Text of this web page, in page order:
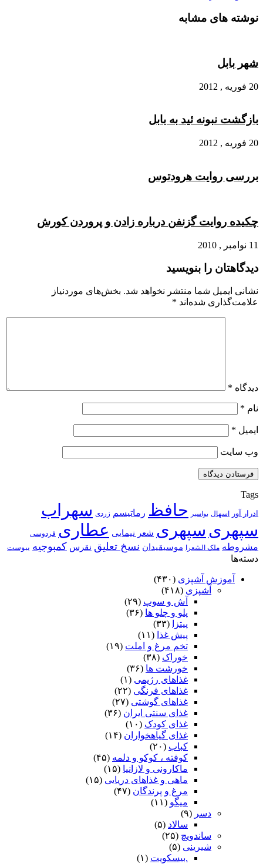
نوشته های مشابه
شهر بابل
20 فوریه , 2012
بازگشت نبونه ئید به بابل
20 فوریه , 2012
بررسی روایت هرودتوس
چکیده روایت گزنفن درباره زادن و پروردن کورش
11 نوامبر , 2010
دیدگاهتان را بنویسید
نشانی ایمیل شما منتشر نخواهد شد. بخش‌های موردنیاز
علامت‌گذاری شده‌اند *
دیدگاه *
نام *
ایمیل *
وب‌ سایت
Tags
ادرار آور اسهال بواسیر حافظ رماتیسم زردی سهراب
سپهری سپهری شعر نیمایی عطاری فردوسی
مشروطه ملک الشعرا موسیقیدان نسخ تعلیق نقرس کمبوجیه یبوست
دسته‌ها
آموزش آشپزی (۴۳۰)
آشپزی (۴۱۸)
آش و سوپ (۲۹)
پلو و چلو ها (۳۶)
پیتزا
(۳۳)
پیش غذا (۱۱)
تخم مرغ و املت (۱۹)
خوراک (۳۸)
خورشت ها (۳۶)
غذاهای رژیمی (۱)
غذاهای فرنگی (۲۲)
غذاهای گوشتی (۲۷)
غذای سنتی ایران (۳۶)
غذای کودک (۱۰)
غذای گیاهخواران (۱۴)
کباب (۲۰)
کوفته ، کوکو و دلمه (۴۵)
ماکارونی و لازانیا (۱۵)
ماهی و غذاهای دریایی (۱۵)
مرغ و پرندگان (۴۷)
میگو (۱۱)
دسر (۹)
سالاد (۵)
ساندویچ (۲۵)
شیرینی (۵)
.بیسکویت (۱)